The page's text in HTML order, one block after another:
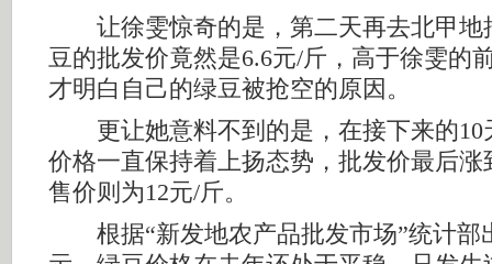
让徐雯惊奇的是，第二天再去北甲地
豆的批发价竟然是6.6元/斤，高于徐雯的
才明白自己的绿豆被抢空的原因。
更让她意料不到的是，在接下来的10
价格一直保持着上扬态势，批发价最后涨
售价则为12元/斤。
根据“新发地农产品批发市场”统计部